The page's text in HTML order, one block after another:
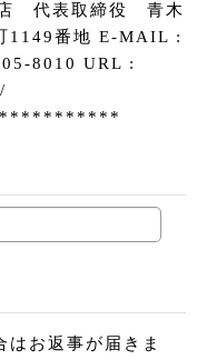
店 代表取締役 青木
1149番地 E-MAIL :
8010 URL :
はお返事が届きま